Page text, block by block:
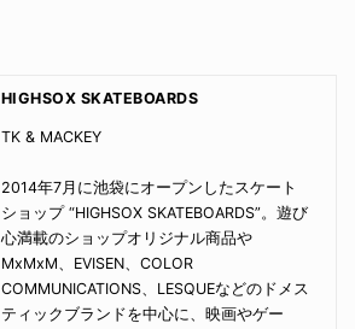
HIGHSOX SKATEBOARDS
TK & MACKEY
2014年7月に池袋にオープンしたスケート
ショップ “HIGHSOX SKATEBOARDS”。遊び
心満載のショップオリジナル商品や
MxMxM、EVISEN、COLOR
COMMUNICATIONS、LESQUEなどのドメス
ティックブランドを中心に、映画やゲー